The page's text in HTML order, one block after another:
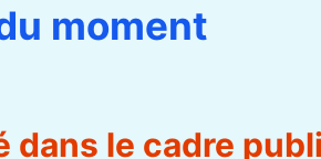
moment
dans le cadre